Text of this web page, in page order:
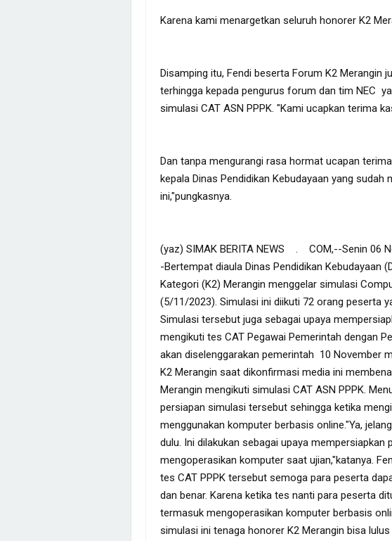
Karena kami menargetkan seluruh honorer K2
Disamping itu, Fendi beserta Forum K2 Merangin
terhingga kepada pengurus forum dan tim NEC
simulasi CAT ASN PPPK. "Kami ucapkan terima
Dan tanpa mengurangi rasa hormat ucapan
kepala Dinas Pendidikan Kebudayaan yang
ini,"pungkasnya.
(yaz) SIMAK BERITA NEWS . COM,--Senin 06
-Bertempat diaula Dinas Pendidikan Kebudayaan
Kategori (K2) Merangin menggelar simulasi
(5/11/2023). Simulasi ini diikuti 72 orang peserta
Simulasi tersebut juga sebagai upaya
mengikuti tes CAT Pegawai Pemerintah dengan
akan diselenggarakan pemerintah 10 November
K2 Merangin saat dikonfirmasi media ini
Merangin mengikuti simulasi CAT ASN PPPK.
persiapan simulasi tersebut sehingga ketika
menggunakan komputer berbasis online."Ya,
dulu. Ini dilakukan sebagai upaya
mengoperasikan komputer saat ujian,"katanya.
tes CAT PPPK tersebut semoga para peserta
dan benar. Karena ketika tes nanti para peserta
termasuk mengoperasikan komputer berbasis
simulasi ini tenaga honorer K2 Merangin bisa